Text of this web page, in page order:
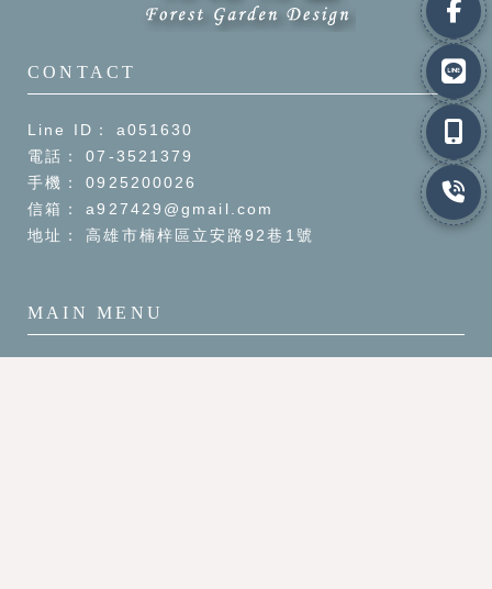
a051630
07-3521379
0925200026
a927429@gmail.com
高雄市楠梓區立安路92巷1號